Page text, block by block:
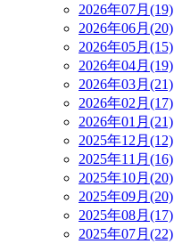
2026年07月(19)
2026年06月(20)
2026年05月(15)
2026年04月(19)
2026年03月(21)
2026年02月(17)
2026年01月(21)
2025年12月(12)
2025年11月(16)
2025年10月(20)
2025年09月(20)
2025年08月(17)
2025年07月(22)